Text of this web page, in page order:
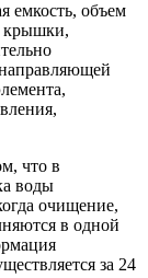
емкость, объем
крышки,
что в
воды
очищение,
в одной
за 24